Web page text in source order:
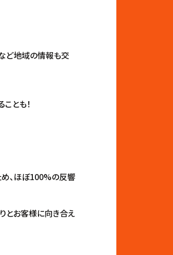
ど地域の情報も交
とも！
、ほぼ100%の反響
とお客様に向き合え